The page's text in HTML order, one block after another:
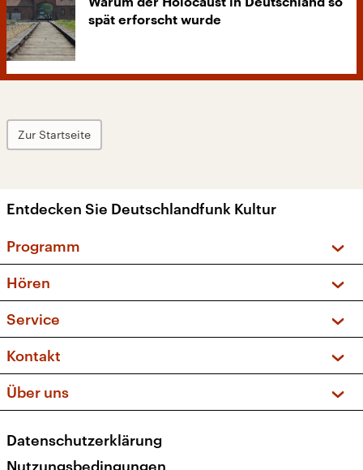
spät erforscht wurde
Zur Startseite
Entdecken Sie Deutschlandfunk Kultur
Programm
Sendungen und Podcasts
Musikliste
Kakadu – Das Kinderprogramm
Hören
Frequenzen (UKW + DAB+)
Service
FAQ
Apps
Newsletter
Veranstaltungen
Kontakt
Social Media
Über uns
Presse
Datenschutzerklärung
Nutzungsbedingungen